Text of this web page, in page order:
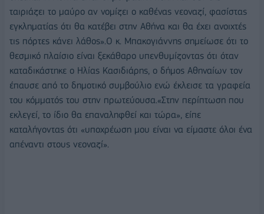
ταιριάζει το μαύρο αν νομίζει ο καθένας νεοναζί, φασίστας
εγκληματίας ότι θα κατέβει στην Αθήνα και θα έχει ανοιχτές
τις πόρτες κάνει λάθος».O κ. Μπακογιάννης σημείωσε ότι το
θεσμικό πλαίσιο είναι ξεκάθαρο υπενθυμίζοντας ότι όταν
καταδικάστηκε ο Ηλίας Κασιδιάρης, ο δήμος Αθηναίων τον
έπαυσε από το δημοτικό συμβούλιο ενώ έκλεισε τα γραφεία
του κόμματός του στην πρωτεύουσα.«Στην περίπτωση που
εκλεγεί, το ίδιο θα επαναληφθεί και τώρα», είπε
καταλήγοντας ότι «υποχρέωση μου είναι να είμαστε όλοι ένα
απέναντι στους νεοναζί».